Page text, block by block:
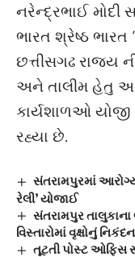
નરેન્દ્રભાઈ
ભારત શ્રેષ્ઠ
છત્તીસગઢ રાજ્ય
અને તાલીમ હેતુ
કાર્યશાળઓ યોજી
રહ્યા છે.
સંતરામપુરમાં
રેલી’ યોજાઈ
સંતરામપુર
વિસ્તારોમાં વૃક્ષોનું
તૂટતી પોસ્ટ ઓફિસ